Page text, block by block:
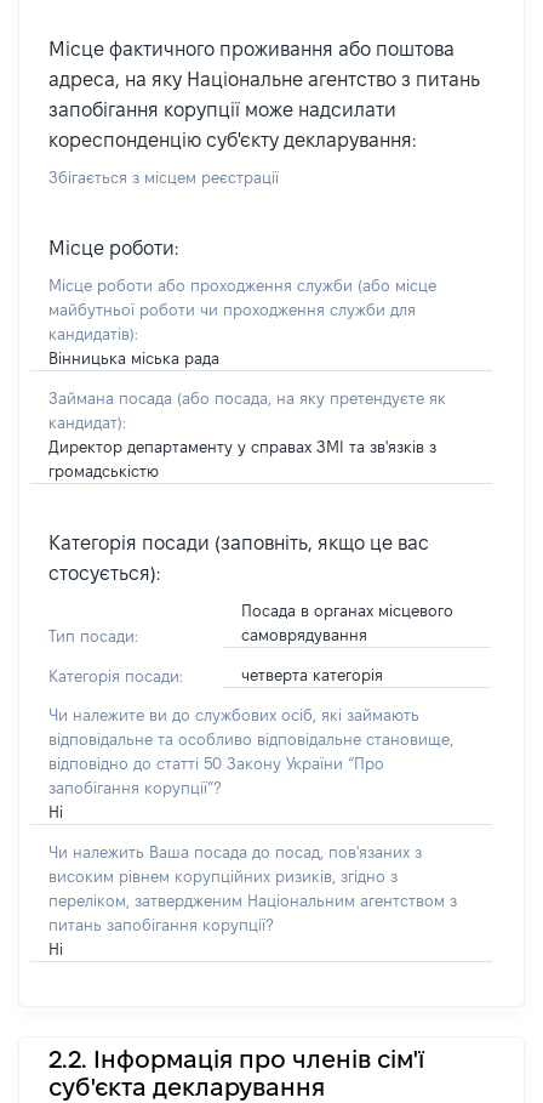
Місце фактичного проживання або поштова
адреса, на яку Національне агентство з питань
запобігання корупції може надсилати
кореспонденцію суб'єкту декларування:
Збігається з місцем реєстрації
Місце роботи:
Місце роботи або проходження служби (або місце
майбутньої роботи чи проходження служби для
кандидатів):
Вінницька міська рада
Займана посада (або посада, на яку претендуєте як
кандидат):
Директор департаменту у справах ЗМІ та зв'язків з
громадськістю
Категорія посади (заповніть, якщо це вас
стосується):
Тип посади:
Посада в органах місцевого
самоврядування
Категорія посади: четверта категорія
Чи належите ви до службових осіб, які займають
відповідальне та особливо відповідальне становище,
відповідно до статті 50 Закону України “Про
запобігання корупції”?
Ні
Чи належить Ваша посада до посад, пов'язаних з
високим рівнем корупційних ризиків, згідно з
переліком, затвердженим Національним агентством з
питань запобігання корупції?
Ні
2.2. Інформація про членів сім'ї
суб'єкта декларування